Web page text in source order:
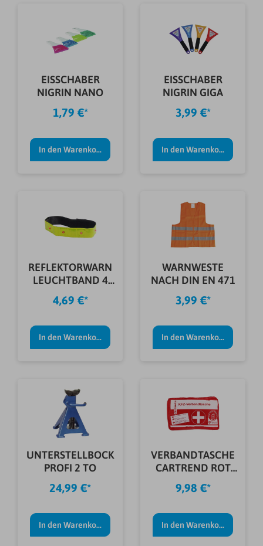
EISSCHABER
NIGRIN NANO
1,79 €*
In den Warenkorb
EISSCHABER
NIGRIN GIGA
3,99 €*
In den Warenkorb
REFLEKTORWARN
LEUCHTBAND 4
LED 45 CM
4,69 €*
In den Warenkorb
WARNWESTE
NACH DIN EN 471
3,99 €*
In den Warenkorb
UNTERSTELLBOCK
PROFI 2 TO
24,99 €*
In den Warenkorb
VERBANDTASCHE
CARTREND ROT
DIN13164
9,98 €*
In den Warenkorb